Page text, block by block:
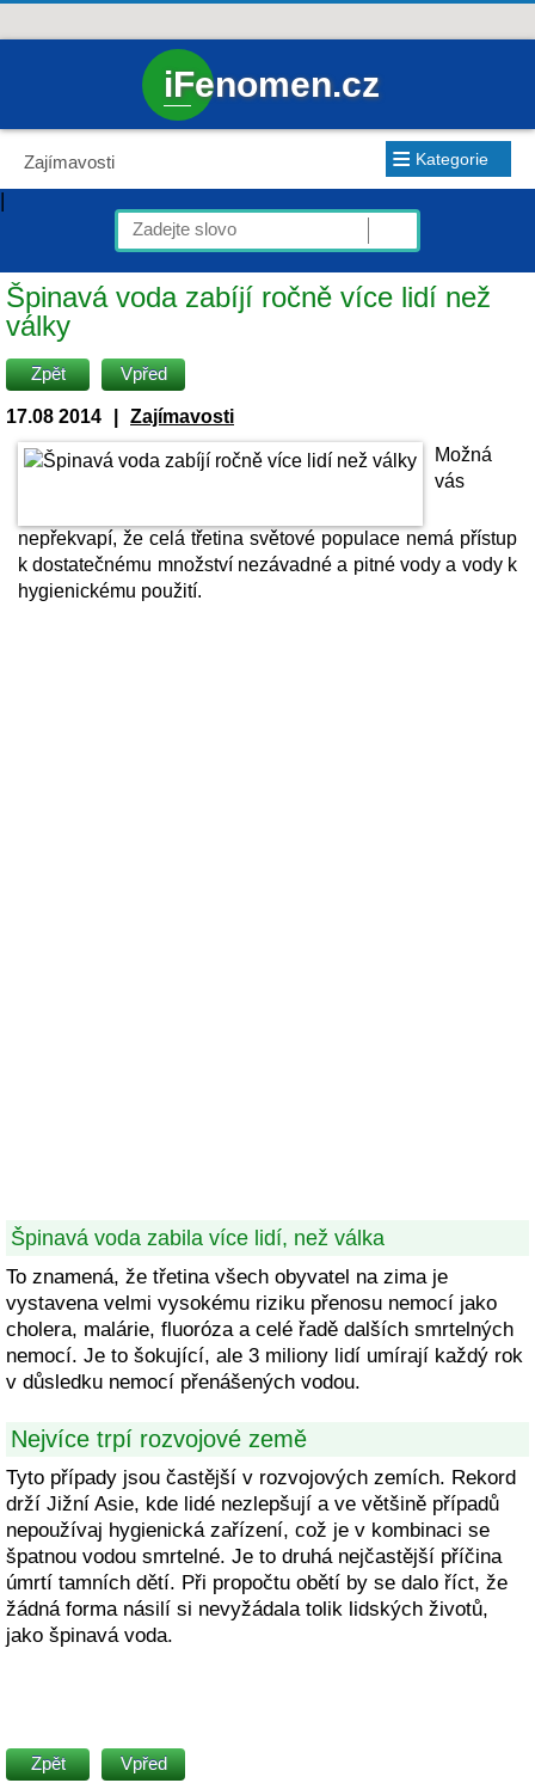
iFenomen.cz
Zajímavosti ≡ Kategorie
|
Špinavá voda zabíjí ročně více lidí než
války
Zpět Vpřed
17.08 2014
Zajímavosti
Možná
vás
nepřekvapí, že celá třetina světové populace nemá přístup
k dostatečnému množství nezávadné a pitné vody a vody k
hygienickému použití.
Špinavá voda zabila více lidí, než válka
To znamená, že třetina všech obyvatel na zima je
vystavena velmi vysokému riziku přenosu nemocí jako
cholera, malárie, fluoróza a celé řadě dalších smrtelných
nemocí. Je to šokující, ale 3 miliony lidí umírají každý rok
v důsledku nemocí přenášených vodou.
Nejvíce trpí rozvojové země
Tyto případy jsou častější v rozvojových zemích. Rekord
drží Jižní Asie, kde lidé nezlepšují a ve většině případů
nepoužívaj hygienická zařízení, což je v kombinaci se
špatnou vodou smrtelné. Je to druhá nejčastější příčina
úmrtí tamních dětí. Při propočtu obětí by se dalo říct, že
žádná forma násilí si nevyžádala tolik lidských životů,
jako špinavá voda.
Zpět Vpřed